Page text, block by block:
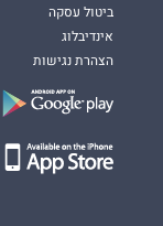
ביטול עסקה
אינדיבלוג
הצהרת נגישות